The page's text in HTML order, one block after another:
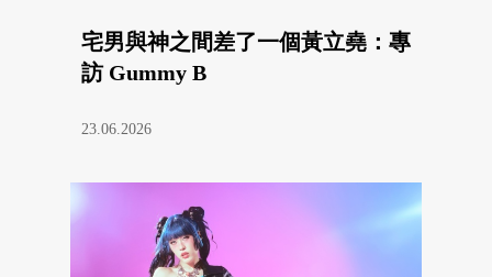
宅男與神之間差了一個黃立堯：專
訪 Gummy B
23.06.2026